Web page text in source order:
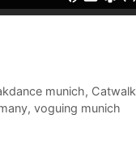
munich, Catwalk
, voguing munich